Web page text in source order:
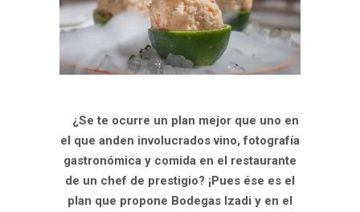
¿Se te ocurre un plan mejor que uno en
el que anden involucrados vino, fotografía
gastronómica y comida en el restaurante
de un chef de prestigio? ¡Pues ése es el
plan que propone Bodegas Izadi y en el